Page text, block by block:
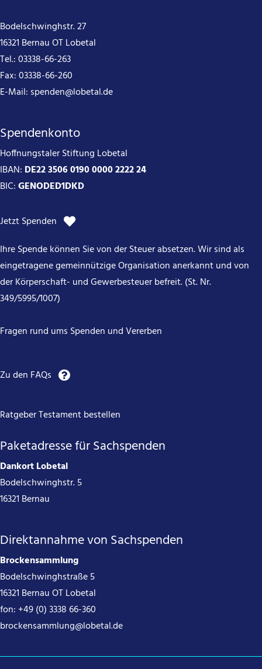
Bodelschwinghstr. 27
16321 Bernau OT Lobetal
Tel.: 03338-66-263
Fax: 03338-66-260
E-Mail: spenden@lobetal.de
Spendenkonto
Hoffnungstaler Stiftung Lobetal
IBAN: DE22 3506 0190 0000 2222 24
BIC: GENODED1DKD
Jetzt Spenden
Ihre Spende können Sie von der Steuer absetzen. Wir sind als
eingetragene gemeinnützige Organisation anerkannt und von
der Körperschaft- und Gewerbesteuer befreit. (St. Nr.
349/5995/1007)
Fragen rund ums Spenden und Vererben
Zu den FAQs
Ratgeber Testament bestellen
Paketadresse für Sachspenden
Dankort Lobetal
Bodelschwinghstr. 5
16321 Bernau
Direktannahme von Sachspenden
Brockensammlung
Bodelschwinghstraße 5
16321 Bernau OT Lobetal
fon: +49 (0) 3338 66-360
brockensammlung@lobetal.de